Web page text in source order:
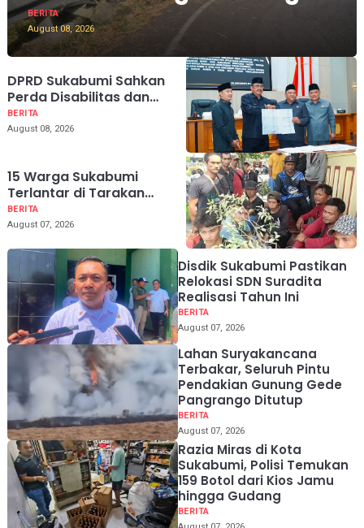
BERITA
August 08, 2026
DPRD Sukabumi Sahkan
Perda Disabilitas dan
Sepakati Perubahan KUA-
PPAS 2026
BERITA
August 08, 2026
15 Warga Sukabumi
Terlantar di Tarakan
Akibat Diduga Tertipu
Janji Palsu Lowongan
BERITA
August 07, 2026
Disdik Sukabumi Pastikan
Relokasi SDN Suradita
Realisasi Tahun Ini
BERITA
August 07, 2026
Lahan Suryakancana
Terbakar, Seluruh Pintu
Pendakian Gunung Gede
Pangrango Ditutup
BERITA
August 07, 2026
Razia Miras di Kota
Sukabumi, Polisi Temukan
159 Botol dari Kios Jamu
hingga Gudang
BERITA